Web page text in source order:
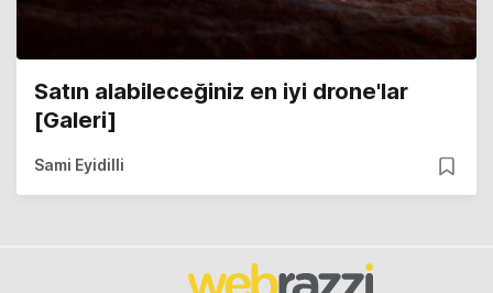
Satın alabileceğiniz en iyi drone'lar
[Galeri]
Sami Eyidilli